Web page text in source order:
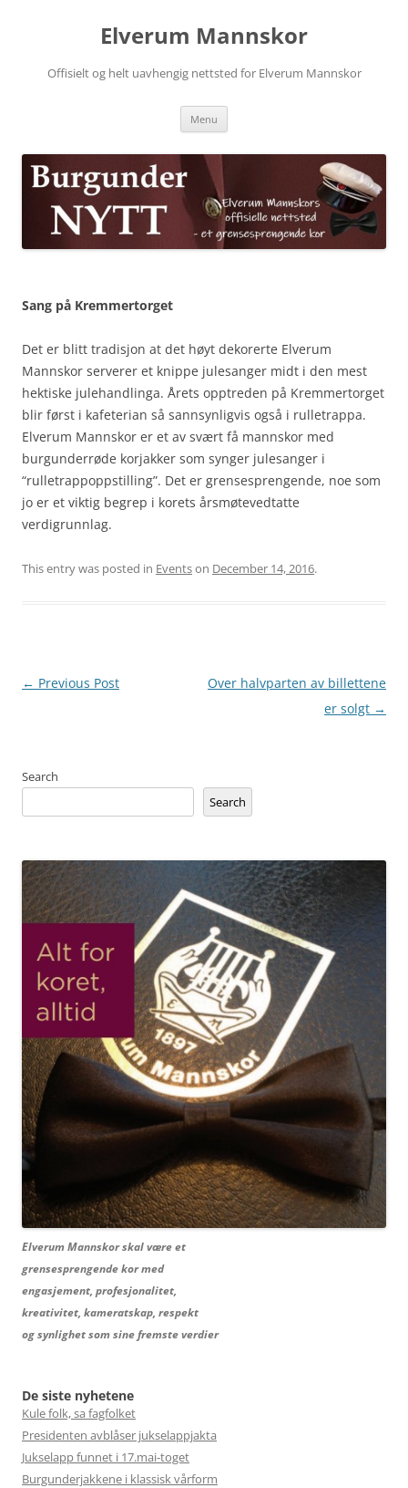
Elverum Mannskor
Offisielt og helt uavhengig nettsted for Elverum Mannskor
Menu
Sang på Kremmertorget
Det er blitt tradisjon at det høyt dekorerte Elverum
Mannskor serverer et knippe julesanger midt i den mest
hektiske julehandlinga. Årets opptreden på Kremmertorget
blir først i kafeterian så sannsynligvis også i rulletrappa.
Elverum Mannskor er et av svært få mannskor med
burgunderrøde korjakker som synger julesanger i
“rulletrappoppstilling”. Det er grensesprengende, noe som
jo er et viktig begrep i korets årsmøtevedtatte
verdigrunnlag.
This entry was posted in Eventson December 14, 2016.
Post
← Previous Post
Over halvparten av billettene
er solgt →
Search
Search
Elverum Mannskor skal være et
grensesprengende kor med
engasjement, profesjonalitet,
kreativitet, kameratskap, respekt
og synlighet som sine fremste verdier
De siste nyhetene
Kule folk, sa fagfolket
Presidenten avblåser jukselappjakta
Jukselapp funnet i 17.mai-toget
Burgunderjakkene i klassisk vårform